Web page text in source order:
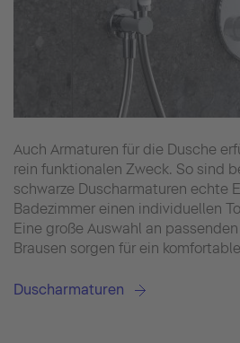
Auch Armaturen für die Dusche
rein funktionalen Zweck. So sind
schwarze Duscharmaturen echte
Badezimmer einen individuellen
Eine große Auswahl an
Brausen sorgen für ein
Duscharmaturen